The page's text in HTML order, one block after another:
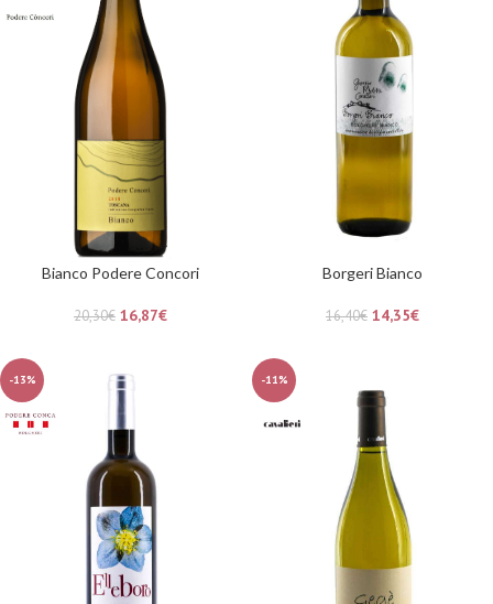
Bianco Podere Concori
20,30€ 16,87€
Borgeri Bianco
16,40€ 14,35€
-13% -11%